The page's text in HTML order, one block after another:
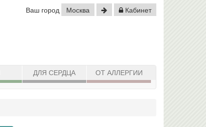
Ваш город Москва Кабинет
ДЛЯ СЕРДЦА ОТ АЛЛЕРГИИ